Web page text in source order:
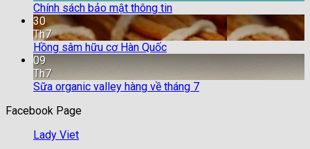
Chính sách bảo mật thông tin
30
Th7
Hồng sâm hữu cơ Hàn Quốc
09
Th7
Sữa organic valley hàng về tháng 7
Facebook Page
Lady Viet